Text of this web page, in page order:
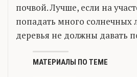
почвой. Лучше, если на
попадать много солнечных
деревья не должны давать
МАТЕРИАЛЫ ПО ТЕМЕ